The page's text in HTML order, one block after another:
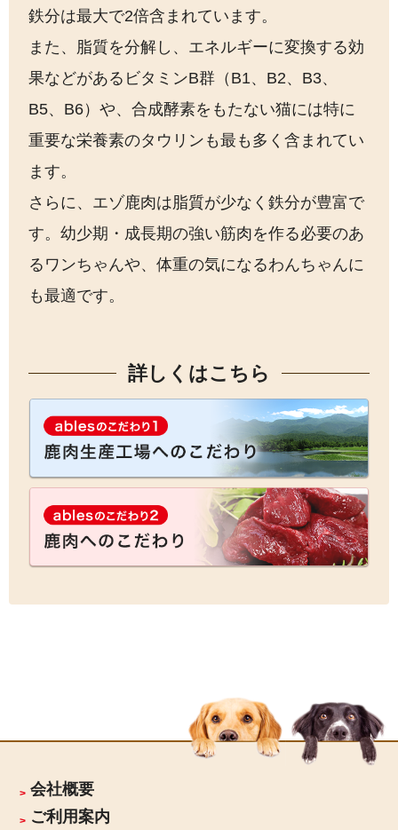
鉄分は最大で2倍含まれています。
また、脂質を分解し、エネルギーに変換する効
果などがあるビタミンB群（B1、B2、B3、
B5、B6）や、合成酵素をもたない猫には特に
重要な栄養素のタウリンも最も多く含まれてい
ます。
さらに、エゾ鹿肉は脂質が少なく鉄分が豊富で
す。幼少期・成長期の強い筋肉を作る必要のあ
るワンちゃんや、体重の気になるわんちゃんに
も最適です。
詳しくはこちら
会社概要
ご利用案内